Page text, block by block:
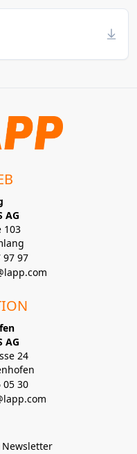
AG
103
97 97
AG
24
05 30
Newsletter